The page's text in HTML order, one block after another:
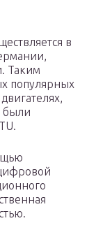
в
Таким
популярных
были